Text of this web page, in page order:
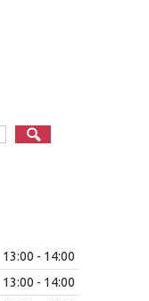
13:00 14:00
13:00 14:00